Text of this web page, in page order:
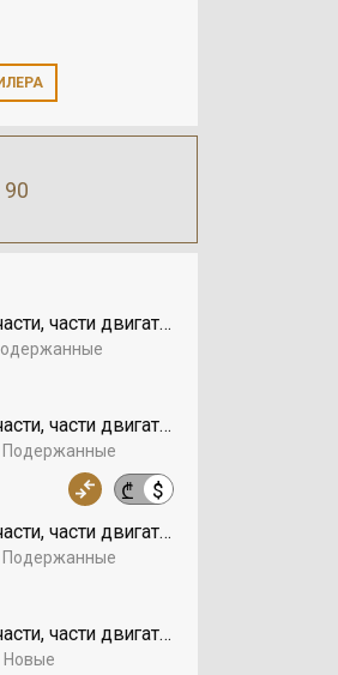
90
части двигателя, Бампер,
части двигателя, Бампер,
Подержанные
₾ $
части двигателя, Бампер,
Подержанные
части двигателя, Бампер,
Новые